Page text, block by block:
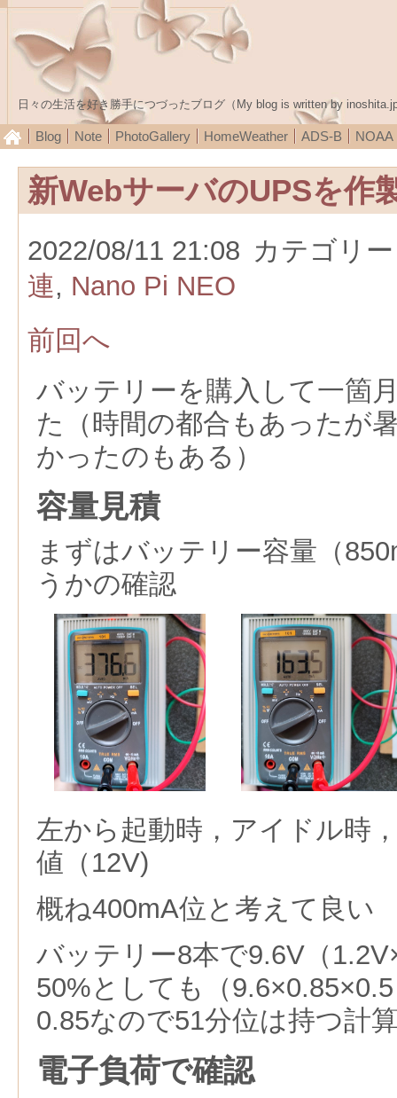
日々の生活を好き勝手につづったブログ（My blog is written by
Blog Note PhotoGallery HomeWeather ADS-B NOAA
新WebサーバのUPSを作
2022/08/11 21:08 カテゴリ
連, Nano Pi NEO
前回へ
バッテリーを購入して一箇
た（時間の都合もあったが
かったのもある）
容量見積
まずはバッテリー容量（
うかの確認
左から起動時，アイドル時
値（12V)
概ね400mA位と考えて良い
バッテリー8本で9.6V（
50%としても（
0.85なので51分位は持つ計
電子負荷で確認